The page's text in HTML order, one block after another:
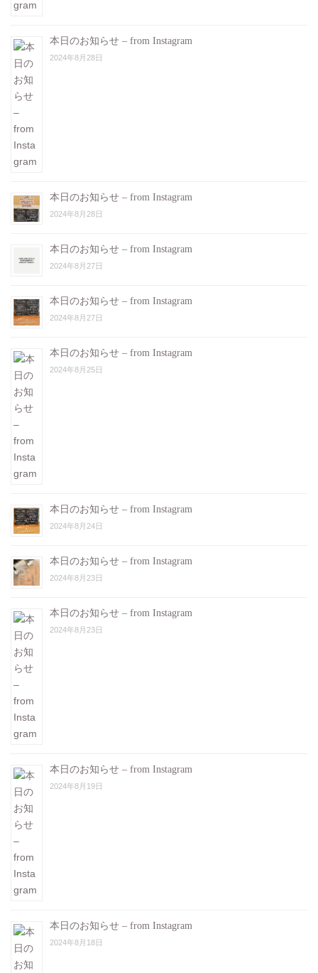
本日のお知らせ – from Instagram
2024年8月28日
本日のお知らせ – from Instagram
2024年8月28日
本日のお知らせ – from Instagram
2024年8月27日
本日のお知らせ – from Instagram
2024年8月27日
本日のお知らせ – from Instagram
2024年8月25日
本日のお知らせ – from Instagram
2024年8月24日
本日のお知らせ – from Instagram
2024年8月23日
本日のお知らせ – from Instagram
2024年8月23日
本日のお知らせ – from Instagram
2024年8月19日
本日のお知らせ – from Instagram
2024年8月18日